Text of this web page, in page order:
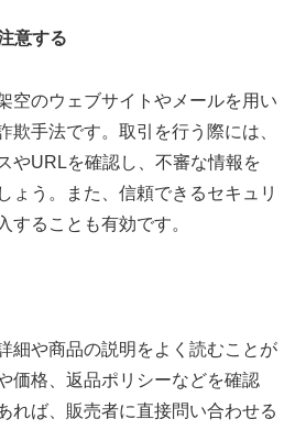
意する
空のウェブサイトやメールを用い
欺手法です。取引を行う際には、
やURLを確認し、不審な情報を
ょう。また、信頼できるセキュリ
することも有効です。
細や商品の説明をよく読むことが
価格、返品ポリシーなどを確認
れば、販売者に直接問い合わせる